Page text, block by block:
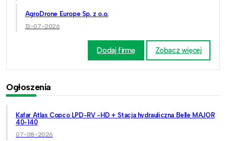
AgroDrone Europe Sp. z o.o.
13-07-2026
Dodaj firmę Zobacz więcej
Ogłoszenia
Kafar Atlas Copco LPD-RV -HD + Stacja hydrauliczna Belle MAJOR
40-140
07-08-2026